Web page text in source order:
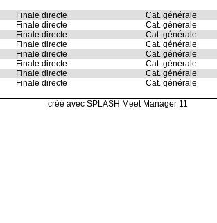
Finale directe Cat. générale
Finale directe Cat. générale
Finale directe Cat. générale
Finale directe Cat. générale
Finale directe Cat. générale
Finale directe Cat. générale
Finale directe Cat. générale
Finale directe Cat. générale
créé avec SPLASH Meet Manager 11